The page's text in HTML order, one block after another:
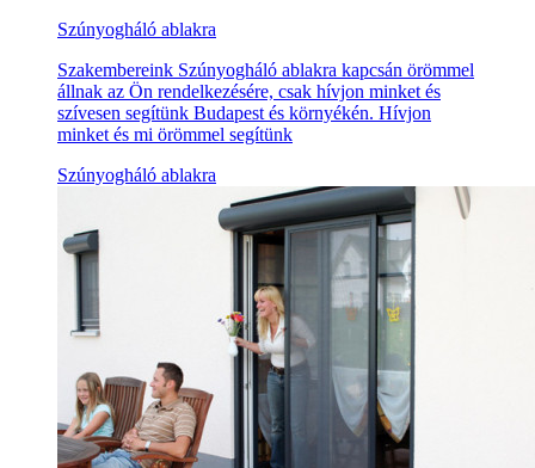
Szúnyogháló ablakra
Szakembereink Szúnyogháló ablakra kapcsán örömmel
állnak az Ön rendelkezésére, csak hívjon minket és
szívesen segítünk Budapest és környékén. Hívjon
minket és mi örömmel segítünk
Szúnyogháló ablakra